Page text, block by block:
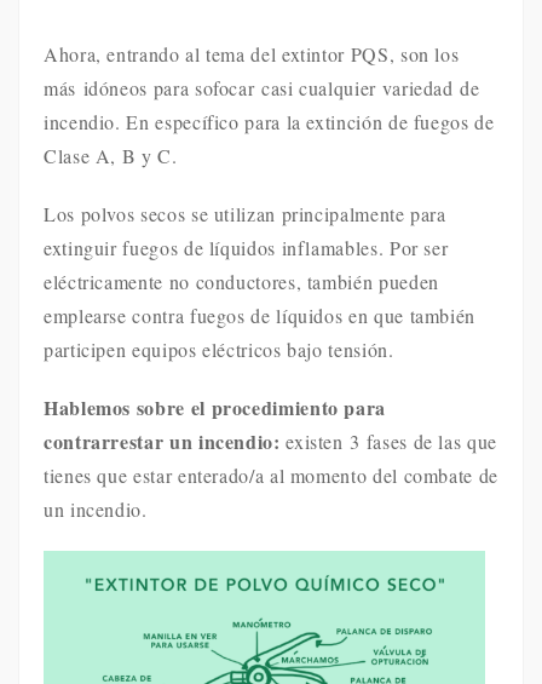
Ahora, entrando al tema del extintor PQS, son los
más idóneos para sofocar casi cualquier variedad de
incendio. En específico para la extinción de fuegos de
Clase A, B y C.
Los polvos secos se utilizan principalmente para
extinguir fuegos de líquidos inflamables. Por ser
eléctricamente no conductores, también pueden
emplearse contra fuegos de líquidos en que también
participen equipos eléctricos bajo tensión.
Hablemos sobre el procedimiento para
contrarrestar un incendio:existen 3 fases de las que
tienes que estar enterado/a al momento del combate de
un incendio.